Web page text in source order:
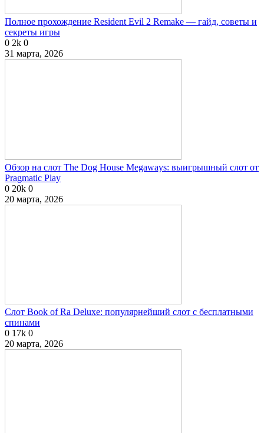
Полное прохождение Resident Evil 2 Remake — гайд, советы и
секреты игры
0 2k 0
31 марта, 2026
Обзор на слот The Dog House Megaways: выигрышный слот от
Pragmatic Play
0 20k 0
20 марта, 2026
Слот Book of Ra Deluxe: популярнейший слот с бесплатными
спинами
0 17k 0
20 марта, 2026